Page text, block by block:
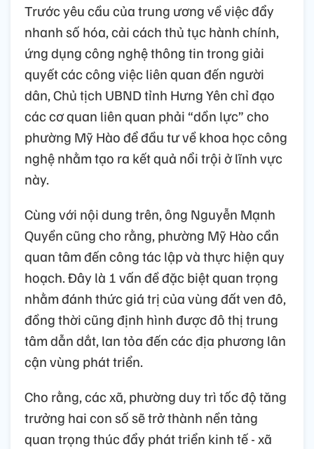
Trước yêu cầu của trung ương về việc đẩy
nhanh số hóa, cải cách thủ tục hành chính,
ứng dụng công nghệ thông tin trong giải
quyết các công việc liên quan đến người
dân, Chủ tịch UBND tỉnh Hưng Yên chỉ đạo
các cơ quan liên quan phải “dồn lực” cho
phường Mỹ Hào để đầu tư về khoa học công
nghệ nhằm tạo ra kết quả nổi trội ở lĩnh vực
này.
Cùng với nội dung trên, ông Nguyễn Mạnh
Quyền cũng cho rằng, phường Mỹ Hào cần
quan tâm đến công tác lập và thực hiện quy
hoạch. Đây là 1 vấn đề đặc biệt quan trọng
nhằm đánh thức giá trị của vùng đất ven đô,
đồng thời cũng định hình được đô thị trung
tâm dẫn dắt, lan tỏa đến các địa phương lân
cận vùng phát triển.
Cho rằng, các xã, phường duy trì tốc độ tăng
trưởng hai con số sẽ trở thành nền tảng
quan trọng thúc đẩy phát triển kinh tế - xã